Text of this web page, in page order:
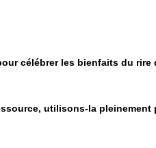
célébrer les bienfaits du rire
utilisons-la